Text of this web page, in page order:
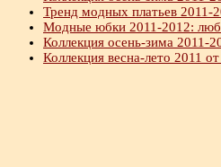
Тренд модных платьев 2011-
Модные юбки 2011-2012:
Коллекция осень-зима 2011-
Коллекция весна-лето 2011